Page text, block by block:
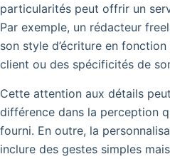
particularités peut offrir un
Par exemple, un rédacteur
son style d’écriture en
client ou des spécificités de
Cette attention aux détails
différence dans la perception
fourni. En outre, la
inclure des gestes simples